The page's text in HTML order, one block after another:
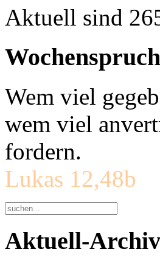
Aktuell sind
Wem viel
wem viel
fordern.
Lukas 12,48b
Aktuell-Archiv